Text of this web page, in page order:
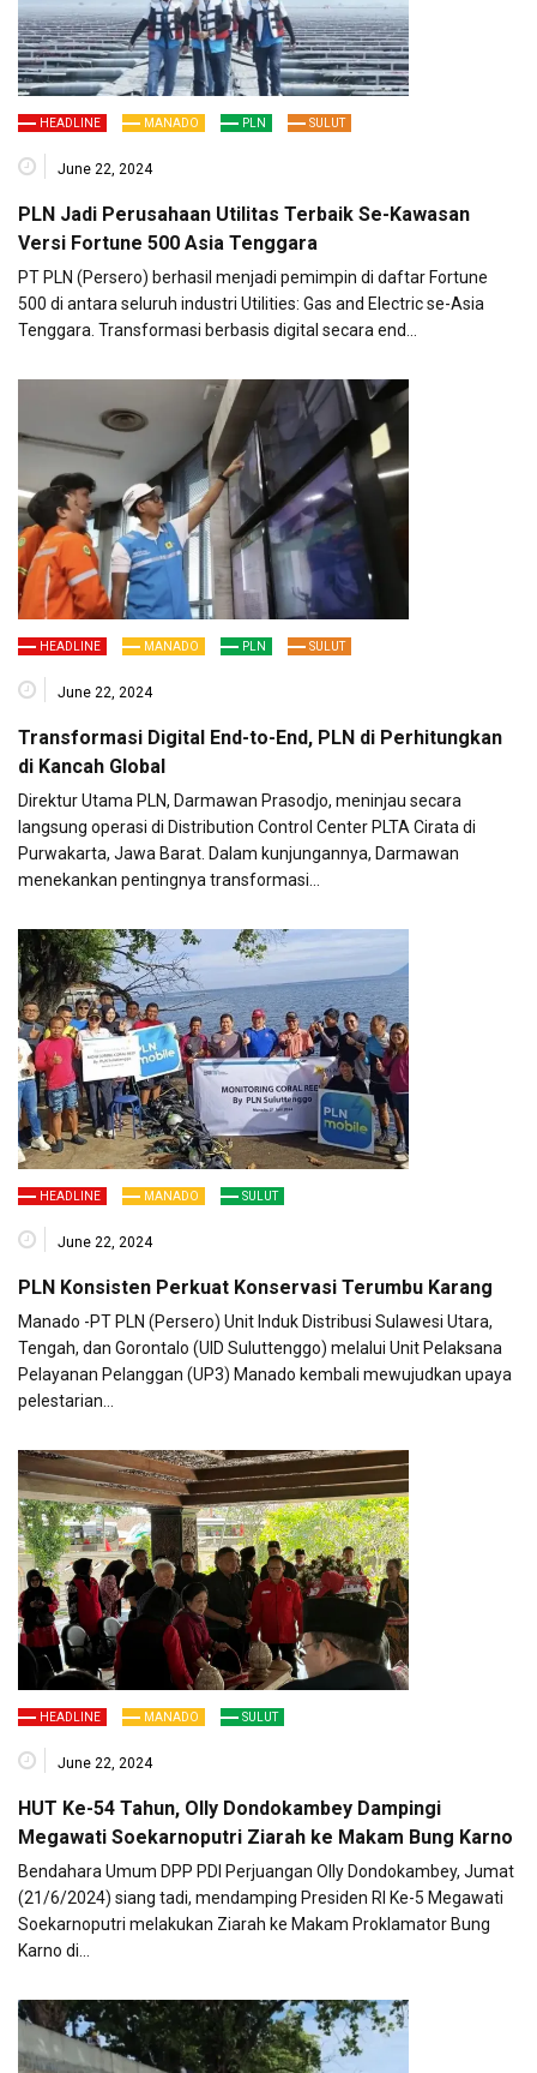
HEADLINE MANADO PLN SULUT
June 22, 2024
PLN Jadi Perusahaan Utilitas Terbaik Se-Kawasan
Versi Fortune 500 Asia Tenggara
PT PLN (Persero) berhasil menjadi pemimpin di daftar Fortune
500 di antara seluruh industri Utilities: Gas and Electric se-Asia
Tenggara. Transformasi berbasis digital secara end…
HEADLINE MANADO PLN SULUT
June 22, 2024
Transformasi Digital End-to-End, PLN di Perhitungkan
di Kancah Global
Direktur Utama PLN, Darmawan Prasodjo, meninjau secara
langsung operasi di Distribution Control Center PLTA Cirata di
Purwakarta, Jawa Barat. Dalam kunjungannya, Darmawan
menekankan pentingnya transformasi…
HEADLINE MANADO SULUT
June 22, 2024
PLN Konsisten Perkuat Konservasi Terumbu Karang
Manado -PT PLN (Persero) Unit Induk Distribusi Sulawesi Utara,
Tengah, dan Gorontalo (UID Suluttenggo) melalui Unit Pelaksana
Pelayanan Pelanggan (UP3) Manado kembali mewujudkan upaya
pelestarian…
HEADLINE MANADO SULUT
June 22, 2024
HUT Ke-54 Tahun, Olly Dondokambey Dampingi
Megawati Soekarnoputri Ziarah ke Makam Bung Karno
Bendahara Umum DPP PDI Perjuangan Olly Dondokambey, Jumat
(21/6/2024) siang tadi, mendamping Presiden RI Ke-5 Megawati
Soekarnoputri melakukan Ziarah ke Makam Proklamator Bung
Karno di…